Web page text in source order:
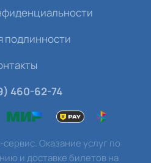
подлинности
460-62-74
Оказание услуг по
и доставке билетов на